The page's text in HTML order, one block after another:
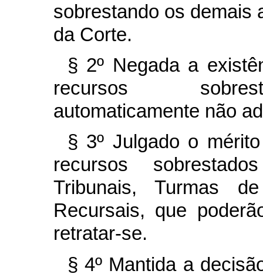
sobrestando os demais
da Corte.
§ 2º Negada a
recursos
automaticamente não
§ 3º Julgado o
recursos
Tribunais, Turmas
Recursais, que
retratar-se.
§ 4º Mantida a